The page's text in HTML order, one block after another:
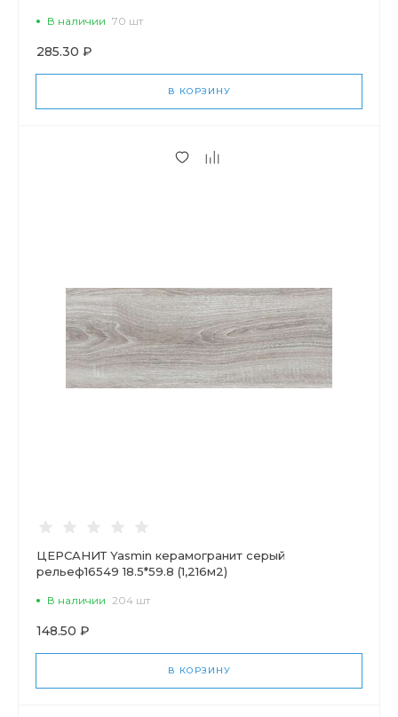
В наличии 70 шт
285.30 ₽
В КОРЗИНУ
ЦЕРСАНИТ Yasmin керамогранит серый
рельеф16549 18.5*59.8 (1,216м2)
В наличии 204 шт
148.50 ₽
В КОРЗИНУ